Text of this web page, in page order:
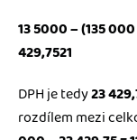
13 5000 – (135 000
429,7521
DPH je tedy23 429
rozdílem mezi